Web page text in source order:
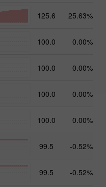
125.6 25.63%
100.0 0.00%
100.0 0.00%
100.0 0.00%
100.0 0.00%
99.5 -0.52%
99.5 -0.52%